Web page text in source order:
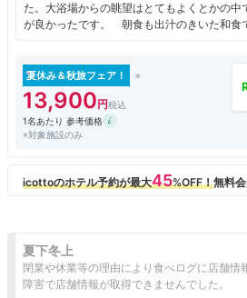
た。大浴場からの眺望はとてもよくとかの中
が良かったです。 朝食も出汁のきいた和食
です。
夏休み＆秋旅フェア！
13,900
1名あたり 参考価格
※対象施設のみ
夏下冬上
閉業や休業等の理由により食べログに店舗情
障害で店舗情報が取得できませんでした。